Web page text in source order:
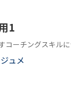
1
コーチングスキルに
ュメ